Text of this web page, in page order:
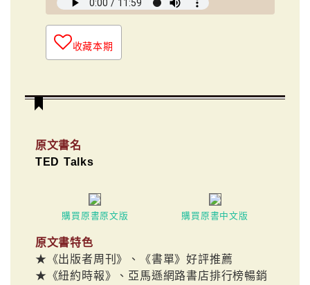
收藏本期
原文書名
TED Talks
購買原書原文版 購買原書中文版
原文書特色
★《出版者周刊》、《書單》好評推薦
★《紐約時報》、亞馬遜網路書店排行榜暢銷